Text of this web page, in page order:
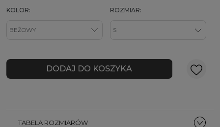
KOLOR: ROZMIAR:
DODAJ DO KOSZYKA
TABELA ROZMIARÓW